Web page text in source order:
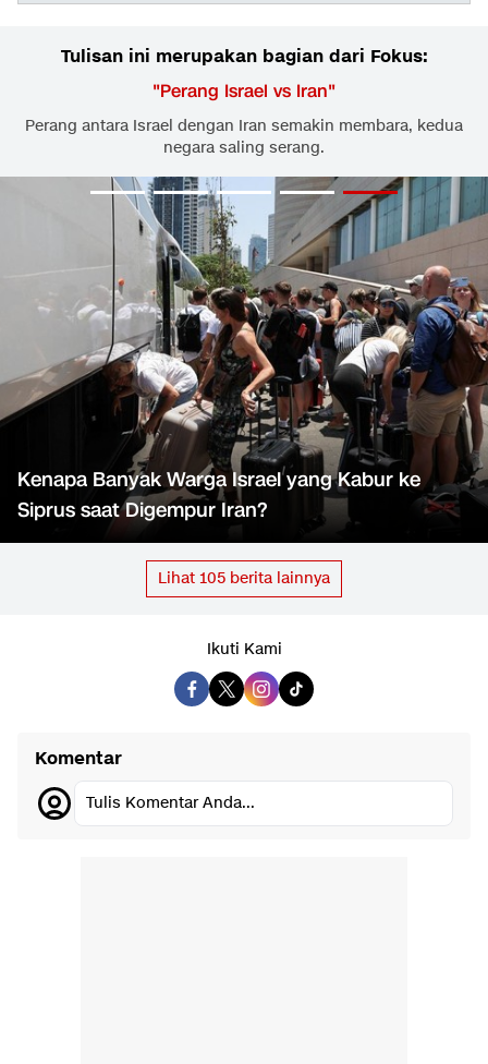
Tulisan ini merupakan bagian dari Fokus:
"Perang Israel vs Iran"
Perang antara Israel dengan Iran semakin membara, kedua
negara saling serang.
Kenapa Banyak Warga Israel yang Kabur ke
Siprus saat Digempur Iran?
Lihat 105 berita lainnya
Ikuti Kami
Komentar
Tulis Komentar Anda...